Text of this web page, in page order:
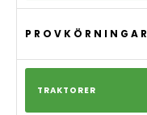
PROVKÖRNINGAR
TRAKTORER